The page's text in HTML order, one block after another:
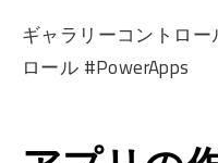
ギャラリーコントロ
ロール #PowerApps